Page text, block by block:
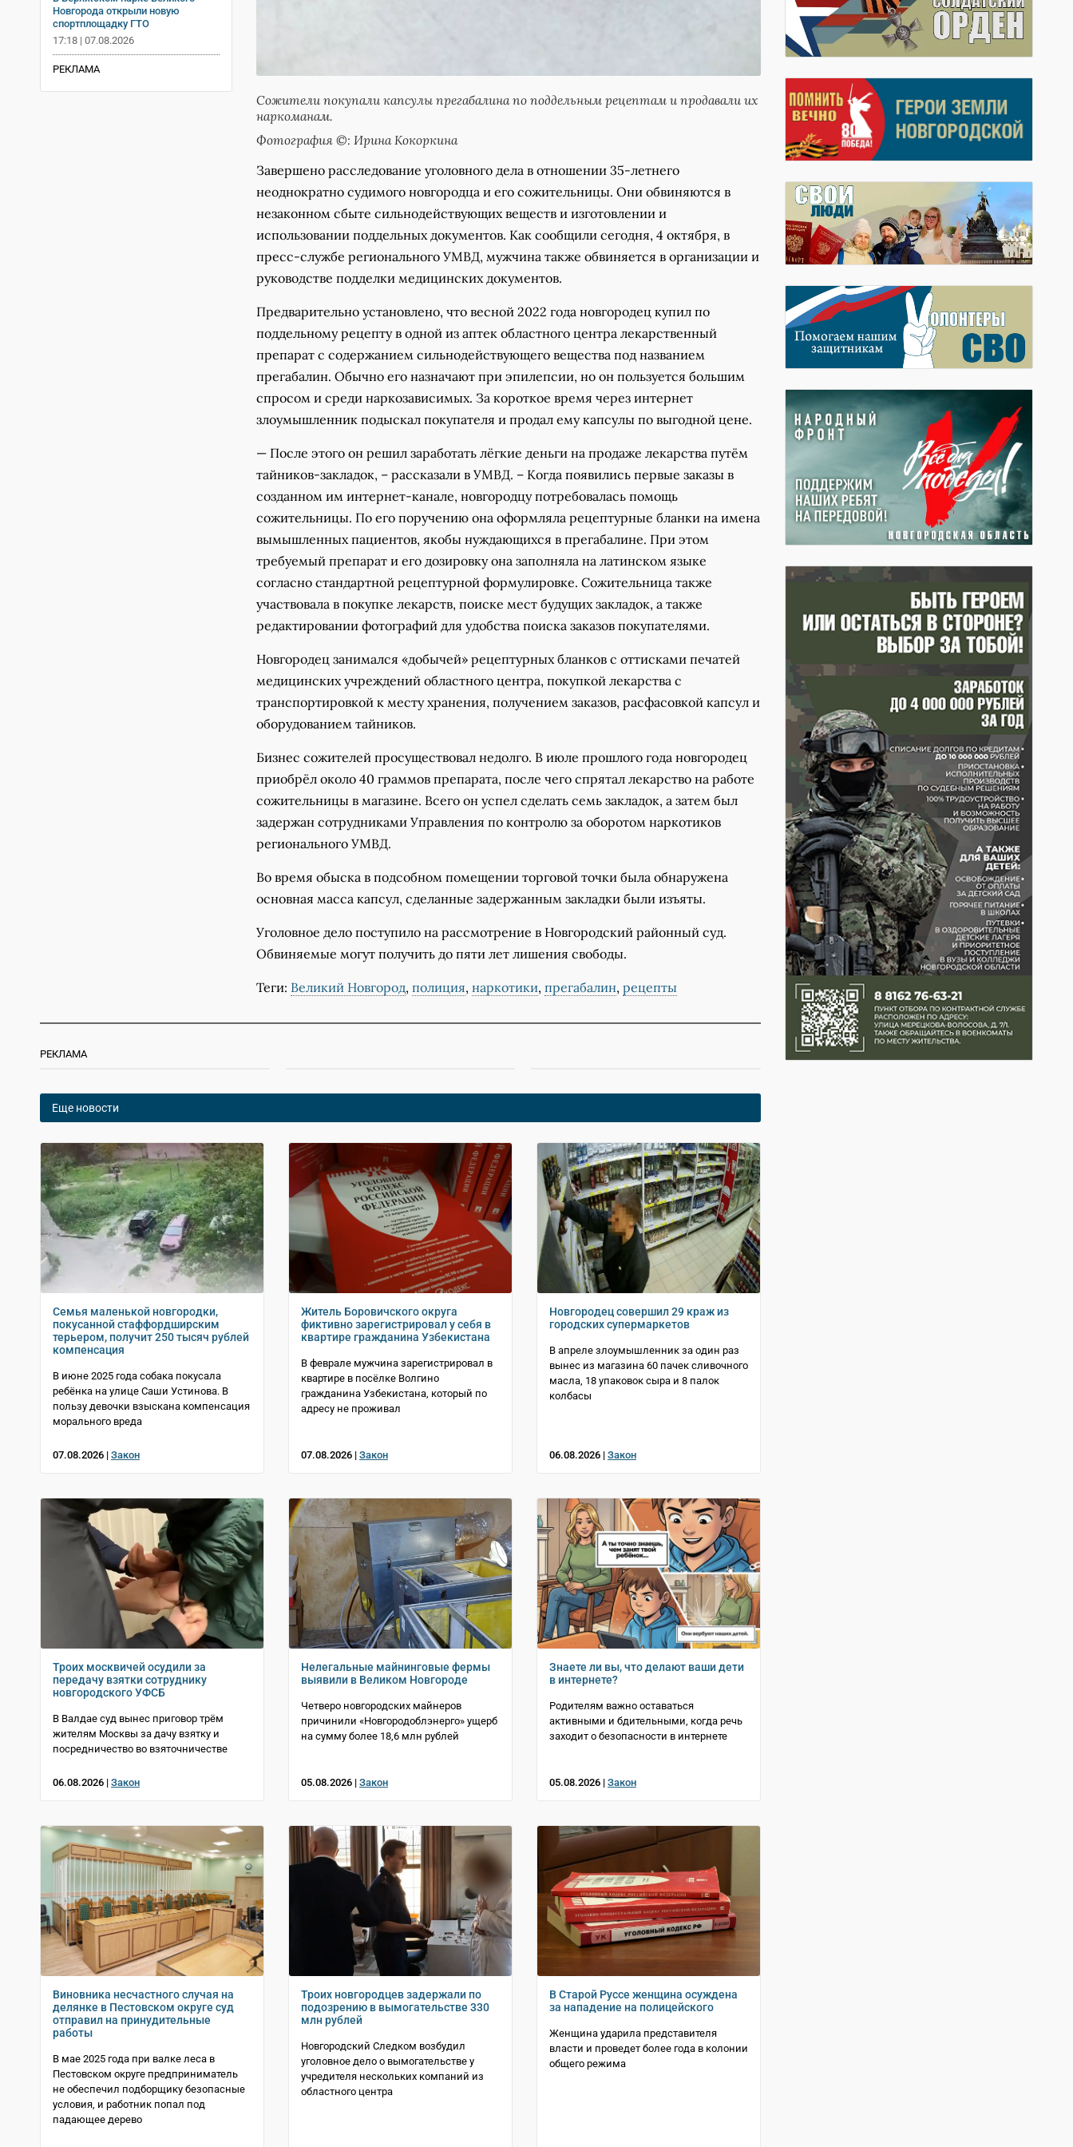
Новгорода открыли новую
спортплощадку ГТО
17:18 | 07.08.2026
РЕКЛАМА
Сожители покупали капсулы прегабалина по поддельным рецептам и продавали их
наркоманам.
Фотография ©: Ирина Кокоркина
Завершено расследование уголовного дела в отношении 35-летнего
неоднократно судимого новгородца и его сожительницы. Они обвиняются в
незаконном сбыте сильнодействующих веществ и изготовлении и
использовании поддельных документов. Как сообщили сегодня, 4 октября, в
пресс-службе регионального УМВД, мужчина также обвиняется в организации и
руководстве подделки медицинских документов.
Предварительно установлено, что весной 2022 года новгородец купил по
поддельному рецепту в одной из аптек областного центра лекарственный
препарат с содержанием сильнодействующего вещества под названием
прегабалин. Обычно его назначают при эпилепсии, но он пользуется большим
спросом и среди наркозависимых. За короткое время через интернет
злоумышленник подыскал покупателя и продал ему капсулы по выгодной цене.
— После этого он решил заработать лёгкие деньги на продаже лекарства путём
тайников-закладок, – рассказали в УМВД. – Когда появились первые заказы в
созданном им интернет-канале, новгородцу потребовалась помощь
сожительницы. По его поручению она оформляла рецептурные бланки на имена
вымышленных пациентов, якобы нуждающихся в прегабалине. При этом
требуемый препарат и его дозировку она заполняла на латинском языке
согласно стандартной рецептурной формулировке. Сожительница также
участвовала в покупке лекарств, поиске мест будущих закладок, а также
редактировании фотографий для удобства поиска заказов покупателями.
Новгородец занимался «добычей» рецептурных бланков с оттисками печатей
медицинских учреждений областного центра, покупкой лекарства с
транспортировкой к месту хранения, получением заказов, расфасовкой капсул и
оборудованием тайников.
Бизнес сожителей просуществовал недолго. В июле прошлого года новгородец
приобрёл около 40 граммов препарата, после чего спрятал лекарство на работе
сожительницы в магазине. Всего он успел сделать семь закладок, а затем был
задержан сотрудниками Управления по контролю за оборотом наркотиков
регионального УМВД.
Во время обыска в подсобном помещении торговой точки была обнаружена
основная масса капсул, сделанные задержанным закладки были изъяты.
Уголовное дело поступило на рассмотрение в Новгородский районный суд.
Обвиняемые могут получить до пяти лет лишения свободы.
Теги: Великий Новгород, полиция, наркотики, прегабалин, рецепты
РЕКЛАМА
Еще новости
Семья маленькой новгородки,
покусанной стаффордширским
терьером, получит 250 тысяч рублей
компенсация
В июне 2025 года собака покусала
ребёнка на улице Саши Устинова. В
пользу девочки взыскана компенсация
морального вреда
07.08.2026 | Закон
Житель Боровичского округа
фиктивно зарегистрировал у себя в
квартире гражданина Узбекистана
В феврале мужчина зарегистрировал в
квартире в посёлке Волгино
гражданина Узбекистана, который по
адресу не проживал
07.08.2026 | Закон
Новгородец совершил 29 краж из
городских супермаркетов
В апреле злоумышленник за один раз
вынес из магазина 60 пачек сливочного
масла, 18 упаковок сыра и 8 палок
колбасы
06.08.2026 | Закон
Троих москвичей осудили за
передачу взятки сотруднику
новгородского УФСБ
В Валдае суд вынес приговор трём
жителям Москвы за дачу взятку и
посредничество во взяточничестве
06.08.2026 | Закон
Нелегальные майнинговые фермы
выявили в Великом Новгороде
Четверо новгородских майнеров
причинили «Новгородоблэнерго» ущерб
на сумму более 18,6 млн рублей
05.08.2026 | Закон
Знаете ли вы, что делают ваши дети
в интернете?
Родителям важно оставаться
активными и бдительными, когда речь
заходит о безопасности в интернете
05.08.2026 | Закон
Виновника несчастного случая на
делянке в Пестовском округе суд
отправил на принудительные
работы
В мае 2025 года при валке леса в
Пестовском округе предприниматель
не обеспечил подборщику безопасные
условия, и работник попал под
падающее дерево
Троих новгородцев задержали по
подозрению в вымогательстве 330
млн рублей
Новгородский Следком возбудил
уголовное дело о вымогательстве у
учредителя нескольких компаний из
областного центра
В Старой Руссе женщина осуждена
за нападение на полицейского
Женщина ударила представителя
власти и проведет более года в колонии
общего режима